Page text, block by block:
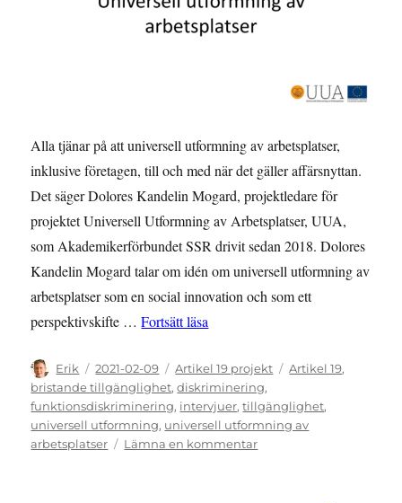
Alla tjänar på att universell utformning av arbetsplatser,
inklusive företagen, till och med när det gäller affärsnyttan.
Det säger Dolores Kandelin Mogard, projektledare för
projektet Universell Utformning av Arbetsplatser, UUA,
som Akademikerförbundet SSR drivit sedan 2018. Dolores
Kandelin Mogard talar om idén om universell utformning av
arbetsplatser som en social innovation och som ett
perspektivskifte …Fortsätt läsa
Författare
Erik
Publicerat
den
2021-02-09 Kategorier
Artikel 19 projekt Etiketter
Artikel 19,
bristande tillgänglighet,diskriminering,
funktionsdiskriminering, intervjuer,tillgänglighet,
universell utformning, universell utformning av
arbetsplatser
Lämna en kommentartill